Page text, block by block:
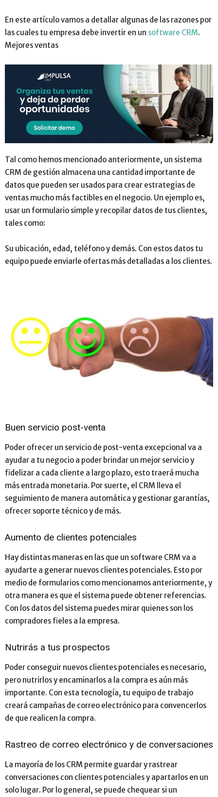
En este artículo vamos a detallar algunas de las razones por
las cuales tu empresa debe invertir en un software CRM.
Mejores ventas
Tal como hemos mencionado anteriormente, un sistema
CRM de gestión almacena una cantidad importante de
datos que pueden ser usados para crear estrategias de
ventas mucho más factibles en el negocio. Un ejemplo es,
usar un formulario simple y recopilar datos de tus clientes,
tales como:
Su ubicación, edad, teléfono y demás. Con estos datos tu
equipo puede enviarle ofertas más detalladas a los clientes.
Buen servicio post-venta
Poder ofrecer un servicio de post-venta excepcional va a
ayudar a tu negocio a poder brindar un mejor servicio y
fidelizar a cada cliente a largo plazo, esto traerá mucha
más entrada monetaria. Por suerte, el CRM lleva el
seguimiento de manera automática y gestionar garantías,
ofrecer soporte técnico y de más.
Aumento de clientes potenciales
Hay distintas maneras en las que un software CRM va a
ayudarte a generar nuevos clientes potenciales. Esto por
medio de formularios como mencionamos anteriormente, y
otra manera es que el sistema puede obtener referencias.
Con los datos del sistema puedes mirar quienes son los
compradores fieles a la empresa.
Nutrirás a tus prospectos
Poder conseguir nuevos clientes potenciales es necesario,
pero nutrirlos y encaminarlos a la compra es aún más
importante. Con esta tecnología, tu equipo de trabajo
creará campañas de correo electrónico para convencerlos
de que realicen la compra.
Rastreo de correo electrónico y de conversaciones
La mayoría de los CRM permite guardar y rastrear
conversaciones con clientes potenciales y apartarlos en un
solo lugar. Por lo general, se puede chequear si un